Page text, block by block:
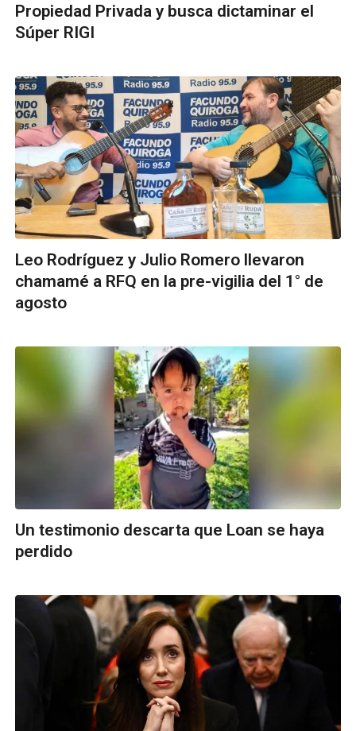
Propiedad Privada y busca dictaminar el
Súper RIGI
Leo Rodríguez y Julio Romero llevaron
chamamé a RFQ en la pre-vigilia del 1° de
agosto
Un testimonio descarta que Loan se haya
perdido